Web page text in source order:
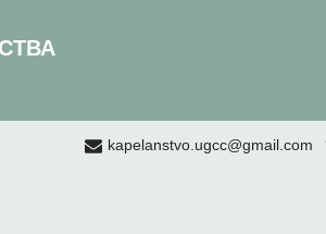
kapelanstvo.ugcc@gmail.com